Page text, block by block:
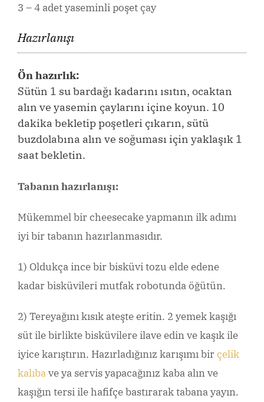
3 – 4 adet yaseminli poşet çay
Hazırlanışı
Ön hazırlık:
Sütün 1 su bardağı kadarını ısıtın, ocaktan
alın ve yasemin çaylarını içine koyun. 10
dakika bekletip poşetleri çıkarın, sütü
buzdolabına alın ve soğuması için yaklaşık 1
saat bekletin.
Tabanın hazırlanışı:
Mükemmel bir cheesecake yapmanın ilk adımı
iyi bir tabanın hazırlanmasıdır.
1) Oldukça ince bir bisküvi tozu elde edene
kadar bisküvileri mutfak robotunda öğütün.
2) Tereyağını kısık ateşte eritin. 2 yemek kaşığı
süt ile birlikte bisküvilere ilave edin ve kaşık ile
iyice karıştırın. Hazırladığınız karışımı birçelik
kalıbave ya servis yapacağınız kaba alın ve
kaşığın tersi ile hafifçe bastırarak tabana yayın.